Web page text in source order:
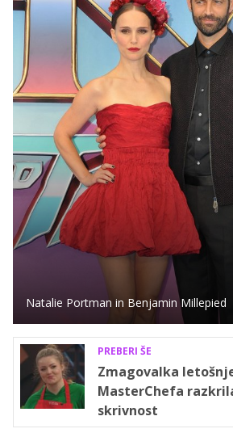
Natalie Portman in Benjamin Millepied
PREBERI ŠE
Zmagovalka
MasterChefa
skrivnost